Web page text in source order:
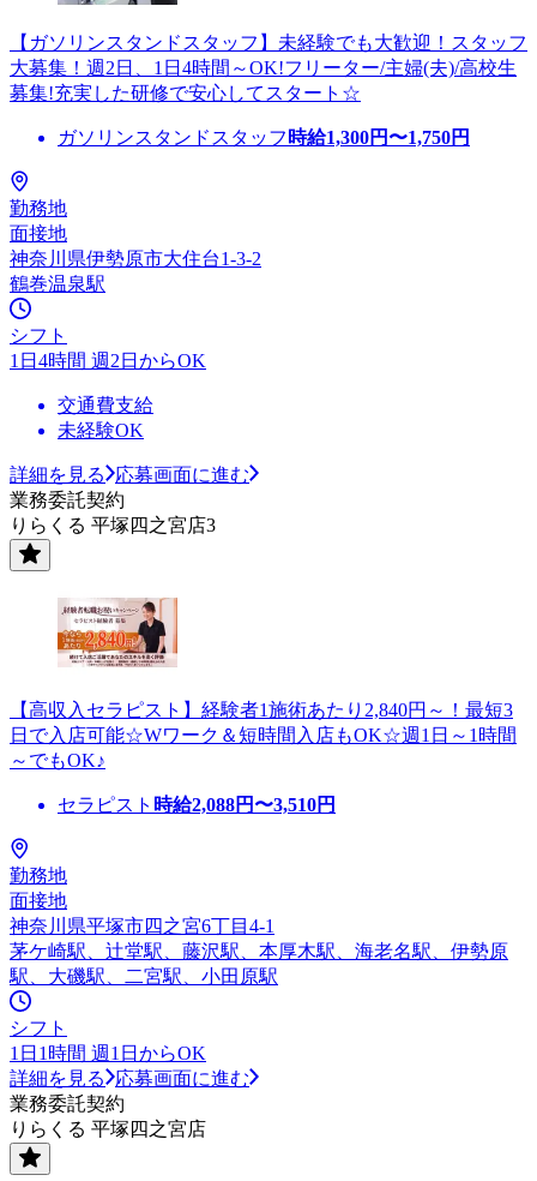
【ガソリンスタンドスタッフ】未経験でも大歓迎！スタッフ
大募集！週2日、1日4時間～OK!フリーター/主婦(夫)/高校生
募集!充実した研修で安心してスタート☆
ガソリンスタンドスタッフ 時給1,300円〜1,750円
勤務地
面接地
神奈川県伊勢原市大住台1-3-2
鶴巻温泉駅
シフト
1日4時間 週2日からOK
交通費支給
未経験OK
詳細を見る
応募画面に進む
業務委託契約
りらくる 平塚四之宮店3
【高収入セラピスト】経験者1施術あたり2,840円～！最短3
日で入店可能☆Wワーク＆短時間入店もOK☆週1日～1時間
～でもOK♪
セラピスト 時給2,088円〜3,510円
勤務地
面接地
神奈川県平塚市四之宮6丁目4-1
茅ケ崎駅、辻堂駅、藤沢駅、本厚木駅、海老名駅、伊勢原
駅、大磯駅、二宮駅、小田原駅
シフト
1日1時間 週1日からOK
詳細を見る
応募画面に進む
業務委託契約
りらくる 平塚四之宮店